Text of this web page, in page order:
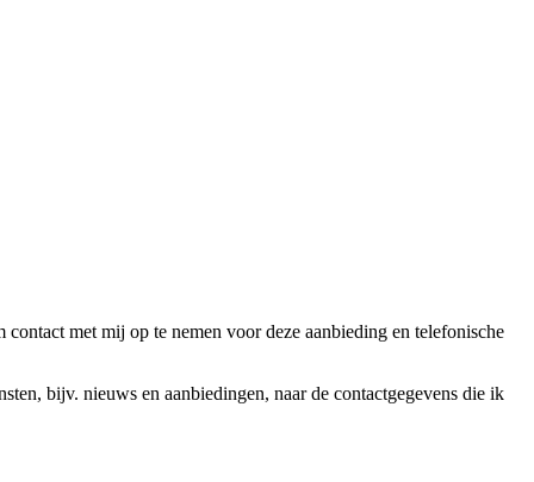
met mij op te nemen voor deze aanbieding en telefonische
bijv. nieuws en aanbiedingen, naar de contactgegevens die ik